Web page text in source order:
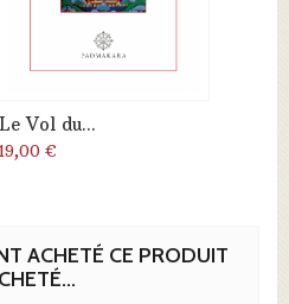
Le Vol du...
19,00 €
ACHETÉ CE PRODUIT